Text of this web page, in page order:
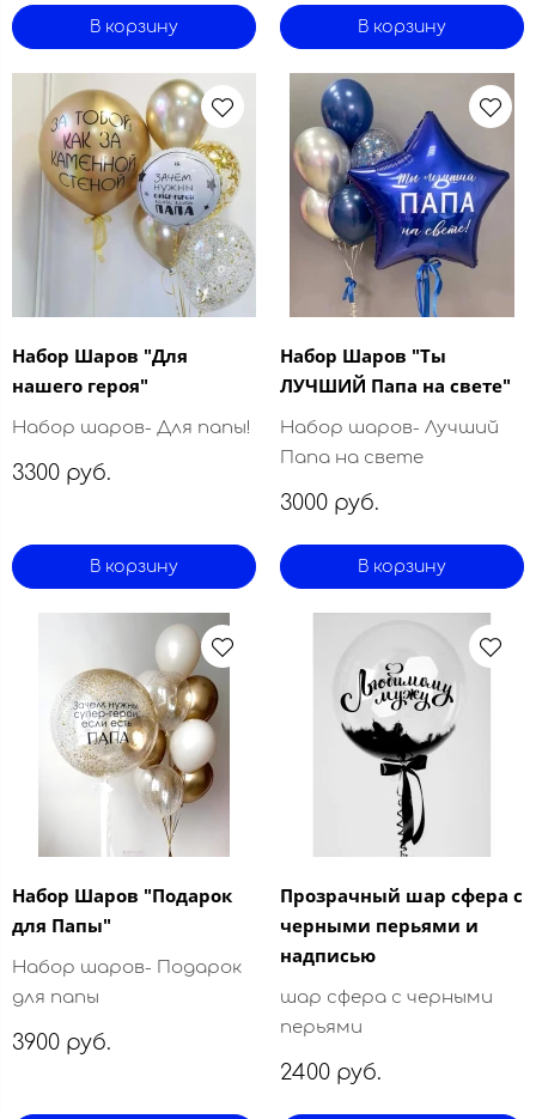
В корзину В корзину
Набор Шаров "Для
нашего героя"
Набор шаров- Для папы!
3300 руб.
В корзину
Набор Шаров "Ты
ЛУЧШИЙ Папа на свете"
Набор шаров- Лучший
Папа на свете
3000 руб.
В корзину
Набор Шаров "Подарок
для Папы"
Набор шаров- Подарок
для папы
3900 руб.
Прозрачный шар сфера с
черными перьями и
надписью
шар сфера с черными
перьями
2400 руб.